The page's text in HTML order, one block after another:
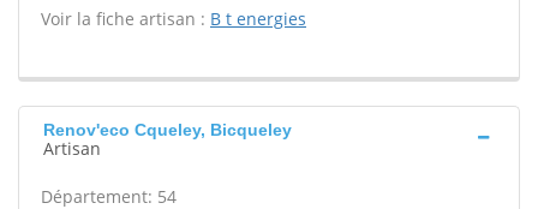
Voir la fiche artisan : B t energies
Renov'eco Cqueley, Bicqueley
Artisan
Département: 54